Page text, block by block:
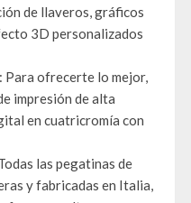
de llaveros, gráficos
3D personalizados
Para ofrecerte lo mejor,
impresión de alta
en cuatricromía con
las pegatinas de
y fabricadas en Italia,